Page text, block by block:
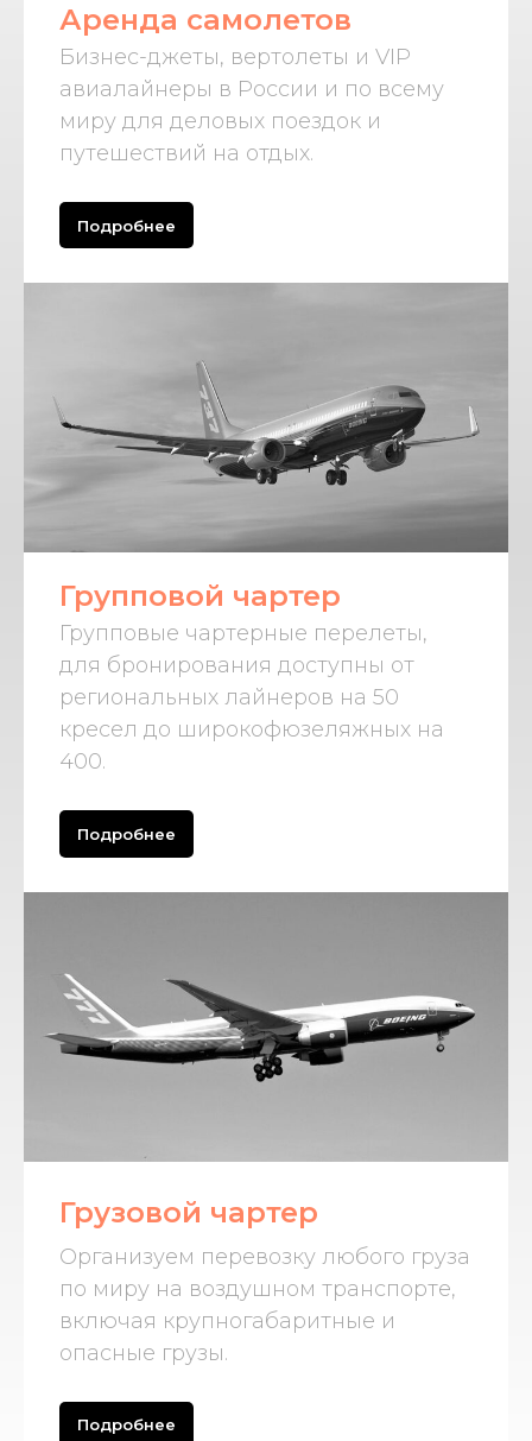
Аренда самолетов
Бизнес-джеты, вертолеты и VIP
авиалайнеры в России и по всему
миру для деловых поездок и
путешествий на отдых.
Подробнее
Групповой чартер
Групповые чартерные перелеты,
для бронирования доступны от
региональных лайнеров на 50
кресел до широкофюзеляжных на
400.
Подробнее
Грузовой чартер
Организуем перевозку любого груза
по миру на воздушном транспорте,
включая крупногабаритные и
опасные грузы.
Подробнее